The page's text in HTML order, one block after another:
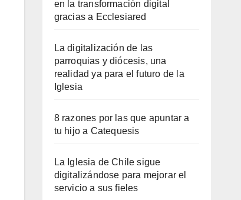
en la transformación digital
gracias a Ecclesiared
La digitalización de las
parroquias y diócesis, una
realidad ya para el futuro de la
Iglesia
8 razones por las que apuntar a
tu hijo a Catequesis
La Iglesia de Chile sigue
digitalizándose para mejorar el
servicio a sus fieles